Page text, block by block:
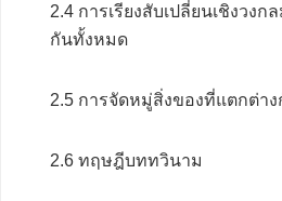
2.4 การเรียงสับเปลี่ยนเชิงวง
กันทั้งหมด
2.5 การจัดหมู่สิ่งของที่แตกต่า
2.6 ทฤษฎีบททวินาม